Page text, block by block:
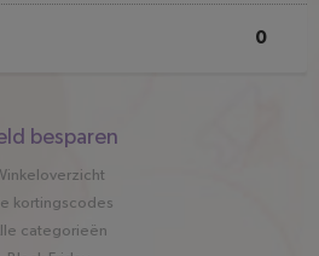
0
besparen
kortingscodes
categorieën